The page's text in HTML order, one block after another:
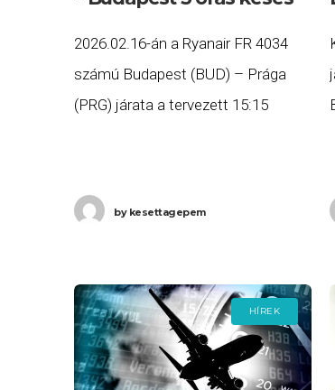
2026.02.16-án a Ryanair FR 4034
számú Budapest (BUD) – Prága
(PRG) járata a tervezett 15:15
Prágába, majd az FR 4033 számú
Prága
bykesettagepem
HÍREK